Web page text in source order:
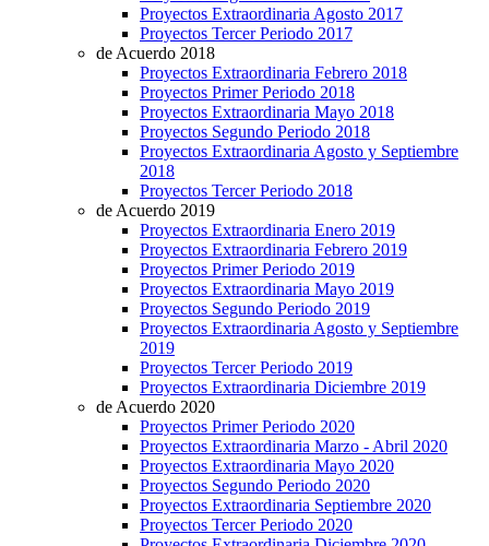
Proyectos Extraordinaria Agosto 2017
Proyectos Tercer Periodo 2017
de Acuerdo 2018
Proyectos Extraordinaria Febrero 2018
Proyectos Primer Periodo 2018
Proyectos Extraordinaria Mayo 2018
Proyectos Segundo Periodo 2018
Proyectos Extraordinaria Agosto y Septiembre
2018
Proyectos Tercer Periodo 2018
de Acuerdo 2019
Proyectos Extraordinaria Enero 2019
Proyectos Extraordinaria Febrero 2019
Proyectos Primer Periodo 2019
Proyectos Extraordinaria Mayo 2019
Proyectos Segundo Periodo 2019
Proyectos Extraordinaria Agosto y Septiembre
2019
Proyectos Tercer Periodo 2019
Proyectos Extraordinaria Diciembre 2019
de Acuerdo 2020
Proyectos Primer Periodo 2020
Proyectos Extraordinaria Marzo - Abril 2020
Proyectos Extraordinaria Mayo 2020
Proyectos Segundo Periodo 2020
Proyectos Extraordinaria Septiembre 2020
Proyectos Tercer Periodo 2020